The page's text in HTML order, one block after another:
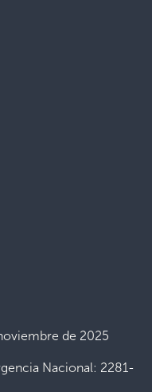
de 2025
Nacional: 2281-